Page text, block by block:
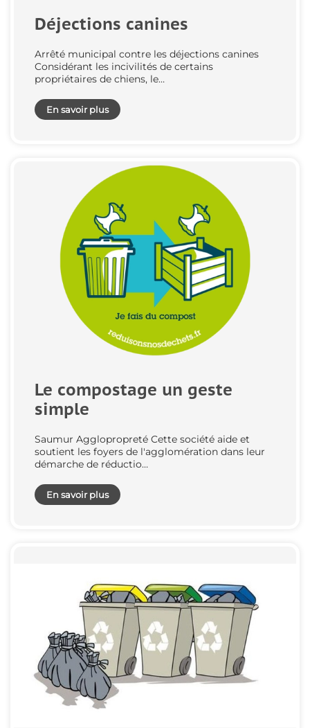
Déjections canines
Arrêté municipal contre les déjections canines
Considérant les incivilités de certains
propriétaires de chiens, le…
En savoir plus
Le compostage un geste
simple
Saumur Agglopropreté Cette société aide et
soutient les foyers de l'agglomération dans leur
démarche de réductio…
En savoir plus